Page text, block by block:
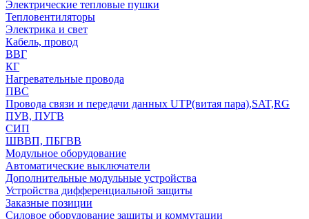
Электрические тепловые пушки
Тепловентиляторы
Электрика и свет
Кабель, провод
ВВГ
КГ
Нагревательные провода
ПВС
Провода связи и передачи данных UTP(витая пара),SAT,RG
ПУВ, ПУГВ
СИП
ШВВП, ПБГВВ
Модульное оборудование
Автоматические выключатели
Дополнительные модульные устройства
Устройства дифференциальной защиты
Заказные позиции
Силовое оборудование защиты и коммутации